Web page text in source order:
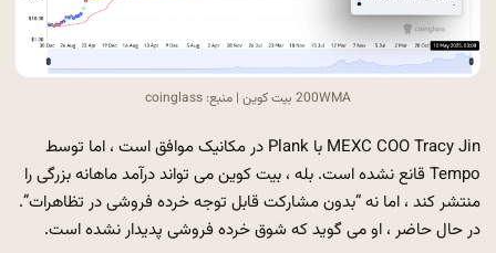
200WMA بیت کوین | منبع: coinglass
MEXC COO Tracy Jin با Plank در مکانیک موافق است ، اما توسط
Tempo قانع نشده است. بله ، بیت کوین می تواند درآمد ماهانه بزرگی را
منتشر کند ، اما نه “بدون مشارکت قابل توجه خرده فروشی در تظاهرات”.
در حال حاضر ، او می گوید که شوق خرده فروشی پدیدار نشده است.